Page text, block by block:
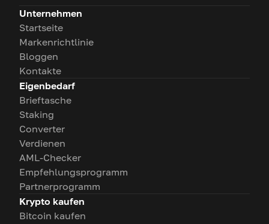
Unternehmen
Startseite
Markenrichtlinie
Bloggen
Kontakte
Eigenbedarf
Brieftasche
Staking
Converter
Verdienen
AML-Checker
Empfehlungsprogramm
Partnerprogramm
Krypto kaufen
Bitcoin kaufen